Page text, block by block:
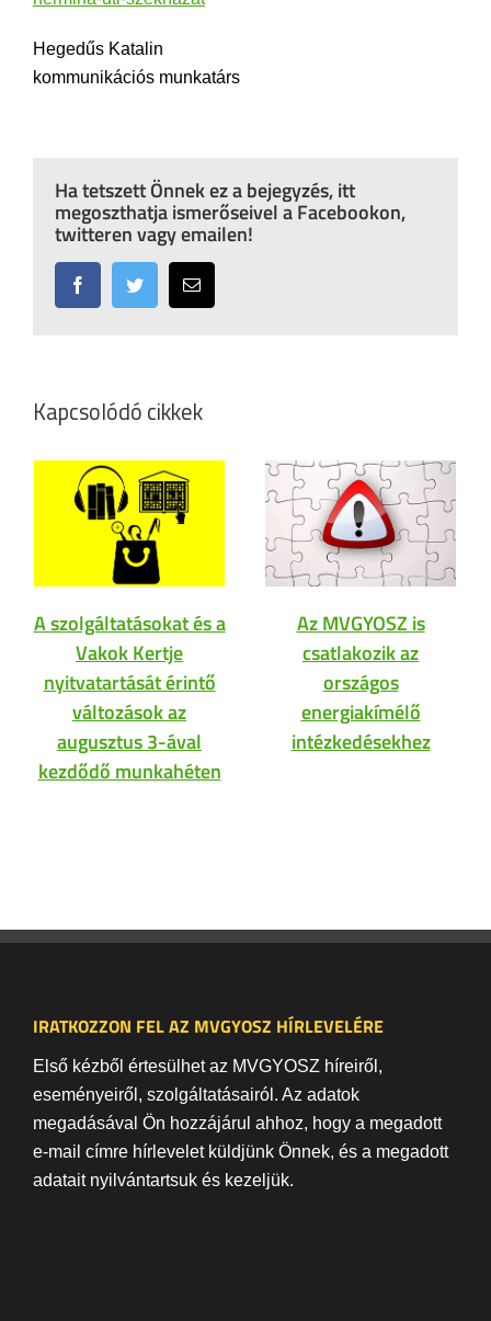
Hegedűs Katalin
kommunikációs munkatárs
Ha tetszett Önnek ez a bejegyzés, itt
megoszthatja ismerőseivel a Facebookon,
twitteren vagy emailen!
FacebookTwitter Email:
Kapcsolódó cikkek
A szolgáltatásokat és a
Vakok Kertje
nyitvatartását érintő
változások az
augusztus 3-ával
kezdődő munkahéten
Az MVGYOSZ is
csatlakozik az
országos
energiakímélő
intézkedésekhez
IRATKOZZON FEL AZ MVGYOSZ HÍRLEVELÉRE
Első kézből értesülhet az MVGYOSZ híreiről,
eseményeiről, szolgáltatásairól. Az adatok
megadásával Ön hozzájárul ahhoz, hogy a megadott
e-mail címre hírlevelet küldjünk Önnek, és a megadott
adatait nyilvántartsuk és kezeljük.